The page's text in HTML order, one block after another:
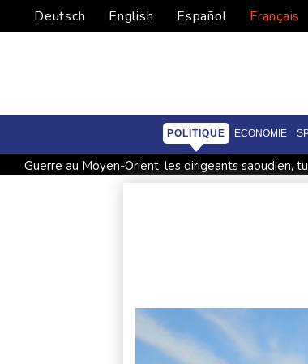
Deutsch English Español Français
POLITIQUE ECONOMIE
Guerre au Moyen-Orient: les dirigeants saoudien,